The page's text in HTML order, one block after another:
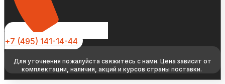
+7 (495) 141-14-44
Для уточнения пожалуйста свяжитесь с нами. Цена зависит от
комплектации, наличия, акций и курсов страны поставки.